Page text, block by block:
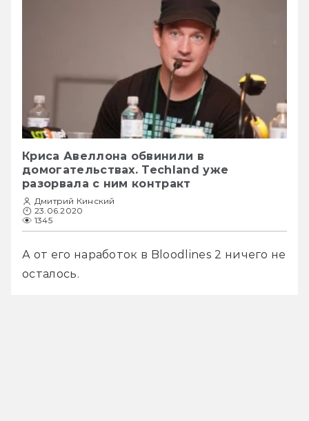
Криса Авеллона обвинили в
домогательствах. Techland уже
разорвала с ним контракт
Дмитрий Кинский
23.06.2020
1345
А от его наработок в Bloodlines 2 ничего не
осталось.